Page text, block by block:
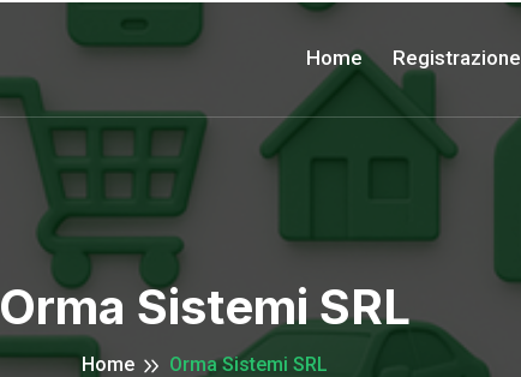
Home Registrazione
Orma Sistemi SRL
Home Orma Sistemi SRL